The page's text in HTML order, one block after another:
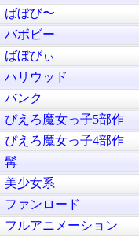
ばぼび〜
バボビー
ばぼびぃ
ハリウッド
バンク
ぴえろ魔女っ子5部作
ぴえろ魔女っ子4部作
髯
美少女系
ファンロード
フルアニメーション